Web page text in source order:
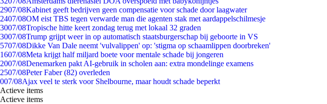
2907/08Kabinet geeft bedrijven geen compensatie voor schade door laagwater
2407/08OM eist TBS tegen verwarde man die agenten stak met aardappelschilmesje
3007/08Tropische hitte keert zondag terug met lokaal 32 graden
3007/08Trump grijpt weer in op automatisch staatsburgerschap bij geboorte in VS
5707/08Dikke Van Dale neemt 'vulvalippen' op: 'stigma op schaamlippen doorbreken'
1607/08Meta krijgt half miljard boete voor mentale schade bij jongeren
2007/08Denemarken pakt AI-gebruik in scholen aan: extra mondelinge examens
2507/08Peter Faber (82) overleden
007/08Ajax veel te sterk voor Shelbourne, maar houdt schade beperkt
Actieve items
Actieve items